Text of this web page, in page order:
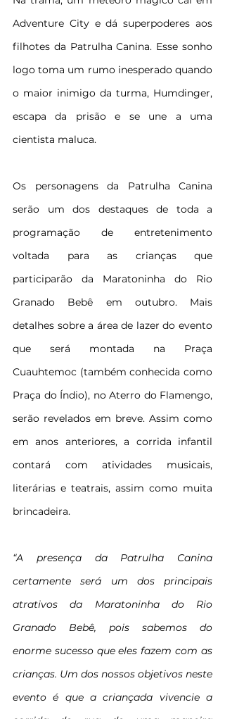
Adventure City e dá superpoderes aos
filhotes da Patrulha Canina. Esse sonho
logo toma um rumo inesperado quando
o maior inimigo da turma, Humdinger,
escapa da prisão e se une a uma
cientista maluca.
Os personagens da Patrulha Canina
serão um dos destaques de toda a
programação de entretenimento
voltada para as crianças que
participarão da Maratoninha do Rio
Granado Bebê em outubro. Mais
detalhes sobre a área de lazer do evento
que será montada na Praça
Cuauhtemoc (também conhecida como
Praça do Índio), no Aterro do Flamengo,
serão revelados em breve. Assim como
em anos anteriores, a corrida infantil
contará com atividades musicais,
literárias e teatrais, assim como muita
brincadeira.
“A presença da Patrulha Canina
certamente será um dos principais
atrativos da Maratoninha do Rio
Granado Bebê, pois sabemos do
enorme sucesso que eles fazem com as
crianças. Um dos nossos objetivos neste
evento é que a criançada vivencie a